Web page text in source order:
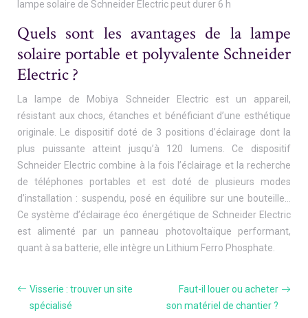
lampe solaire de Schneider Electric peut durer 6 h
Quels sont les avantages de la lampe
solaire portable et polyvalente Schneider
Electric ?
La lampe de Mobiya Schneider Electric est un appareil,
résistant aux chocs, étanches et bénéficiant d’une esthétique
originale. Le dispositif doté de 3 positions d’éclairage dont la
plus puissante atteint jusqu’à 120 lumens. Ce dispositif
Schneider Electric combine à la fois l’éclairage et la recherche
de téléphones portables et est doté de plusieurs modes
d’installation : suspendu, posé en équilibre sur une bouteille…
Ce système d’éclairage éco énergétique de Schneider Electric
est alimenté par un panneau photovoltaïque performant,
quant à sa batterie, elle intègre un Lithium Ferro Phosphate.
Visserie : trouver un site
spécialisé
Faut-il louer ou acheter
son matériel de chantier ?